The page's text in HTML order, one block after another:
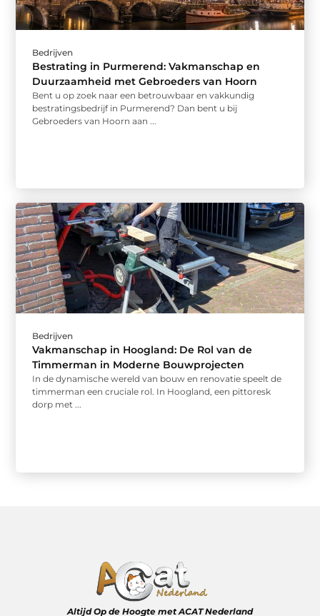
Bedrijven
Bestrating in Purmerend: Vakmanschap en
Duurzaamheid met Gebroeders van Hoorn
Bent u op zoek naar een betrouwbaar en vakkundig
bestratingsbedrijf in Purmerend? Dan bent u bij
Gebroeders van Hoorn aan ...
Bedrijven
Vakmanschap in Hoogland: De Rol van de
Timmerman in Moderne Bouwprojecten
In de dynamische wereld van bouw en renovatie speelt de
timmerman een cruciale rol. In Hoogland, een pittoresk
dorp met ...
Altijd Op de Hoogte met ACAT Nederland